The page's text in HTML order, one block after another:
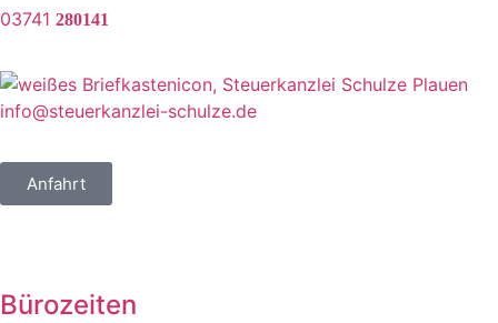
03741 280141
info@steuerkanzlei-schulze.de
Anfahrt
Bürozeiten